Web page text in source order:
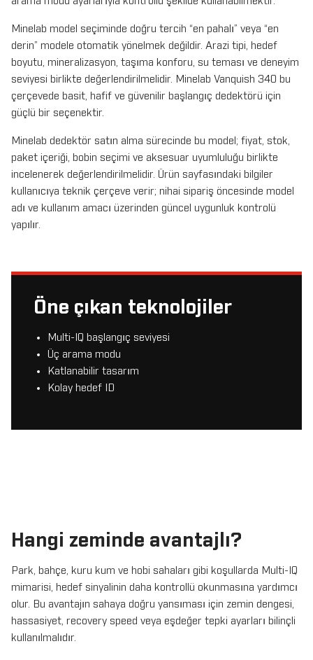
Minelab model seçiminde doğru tercih “en pahalı” veya “en
derin” modele otomatik yönelmek değildir. Arazi tipi, hedef
boyutu, mineralizasyon, taşıma konforu, su teması ve deneyim
seviyesi birlikte değerlendirilmelidir. Minelab Vanquish 340 bu
çerçevede basit, hafif ve güvenilir başlangıç dedektörü için
güçlü bir seçenektir.
Minelab dedektör satın alma sürecinde bu model; fiyat, stok,
paket içeriği, bobin seçimi ve aksesuar uyumluluğu birlikte
incelenerek değerlendirilmelidir. Ürün sayfasındaki bilgiler
kullanıcıya teknik çerçeve verir; nihai sipariş öncesinde model
adı ve kullanım amacı üzerinden güncel uygunluk kontrolü
yapılır.
Öne çıkan teknolojiler
Multi-IQ başlangıç seviyesi
Üç arama modu
Katlanabilir tasarım
Kolay hedef ID
Hangi zeminde avantajlı?
Park, bahçe, kuru kum ve hobi sahaları gibi koşullarda Multi-IQ
mimarisi, hedef sinyalinin daha kontrollü okunmasına yardımcı
olur. Bu avantajın sahaya doğru yansıması için zemin dengesi,
hassasiyet, recovery speed veya eşdeğer tepki ayarları bilinçli
kullanılmalıdır.